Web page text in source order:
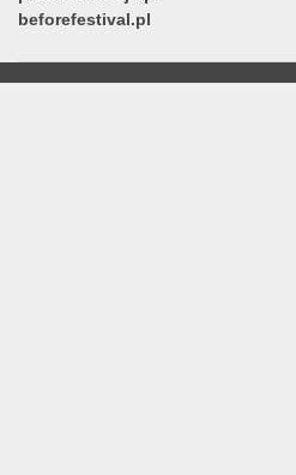
beforefestival.pl